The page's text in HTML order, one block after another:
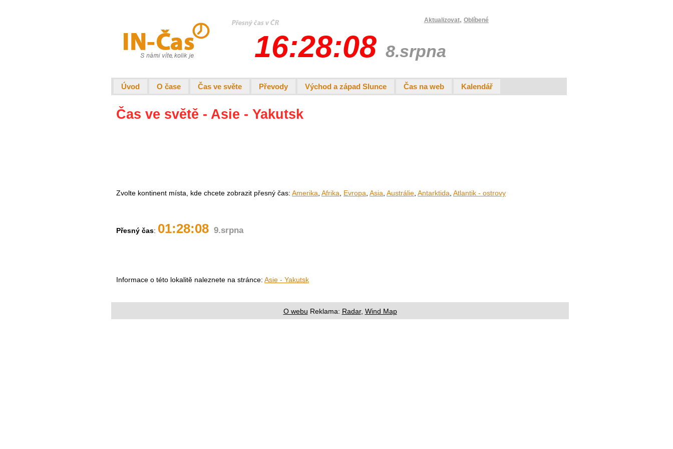
Aktualizovat, Oblíbené
16:28:08 8.srpna
Úvod O čase Čas ve světe Převody Východ a západ Slunce Čas na web Kalendář
Čas ve světě - Asie - Yakutsk
Zvolte kontinent místa, kde chcete zobrazit přesný čas: Amerika, Afrika, Evropa, Asia, Austrálie, Antarktida, Atlantik - ostrovy
Přesný čas: 01:28:08 9.srpna
Informace o této lokalitě naleznete na stránce: Asie - Yakutsk
O webu Reklama: Radar, Wind Map